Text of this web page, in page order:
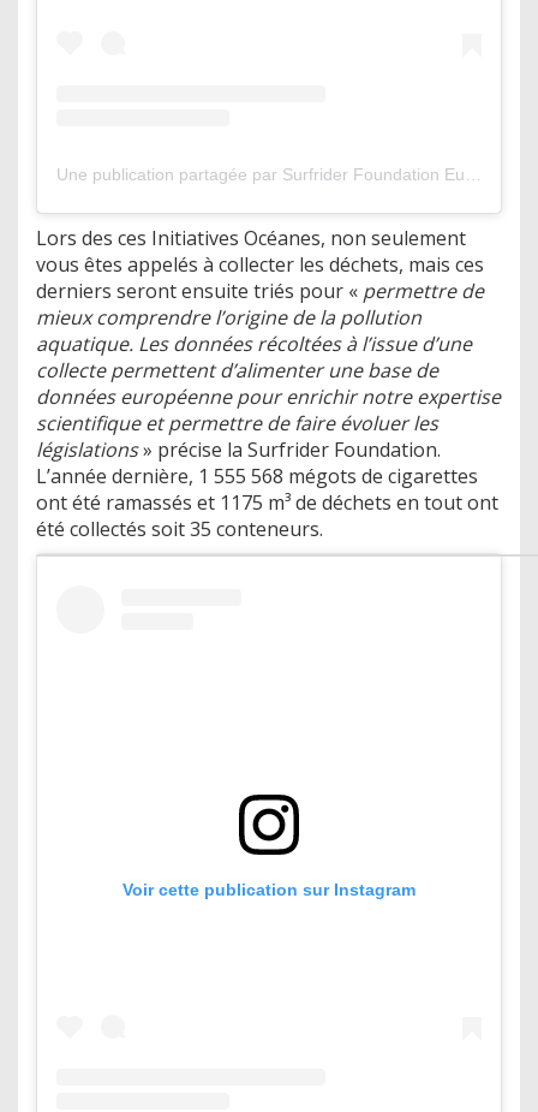
Lors des ces Initiatives Océanes, non seulement
vous êtes appelés à collecter les déchets, mais ces
derniers seront ensuite triés pour « permettre de
mieux comprendre l’origine de la pollution
aquatique. Les données récoltées à l’issue d’une
collecte permettent d’alimenter une base de
données européenne pour enrichir notre expertise
scientifique et permettre de faire évoluer les
législations» précise la Surfrider Foundation.
L’année dernière, 1 555 568 mégots de cigarettes
ont été ramassés et 1175 m³ de déchets en tout ont
été collectés soit 35 conteneurs.
Voir cette publication sur Instagram